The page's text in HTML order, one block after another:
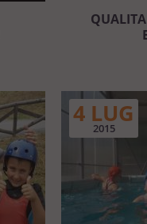
4 LUG
2015